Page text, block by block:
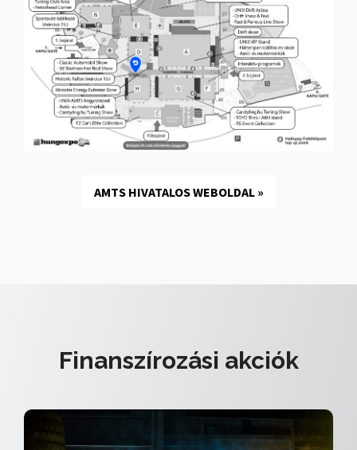
AMTS HIVATALOS WEBOLDAL »
Finanszírozási akciók